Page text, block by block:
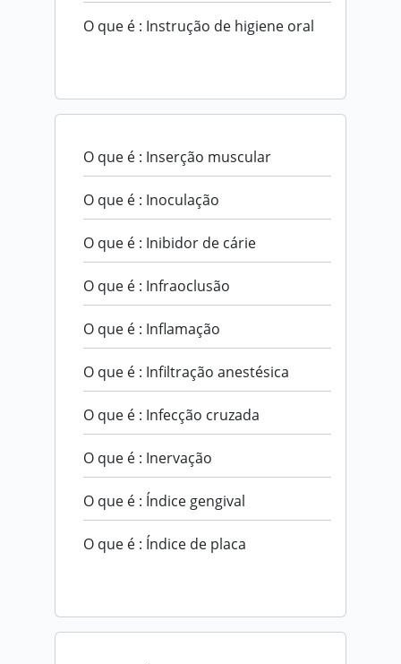
O que é : Instrução de higiene oral
O que é : Inserção muscular
O que é : Inoculação
O que é : Inibidor de cárie
O que é : Infraoclusão
O que é : Inflamação
O que é : Infiltração anestésica
O que é : Infecção cruzada
O que é : Inervação
O que é : Índice gengival
O que é : Índice de placa